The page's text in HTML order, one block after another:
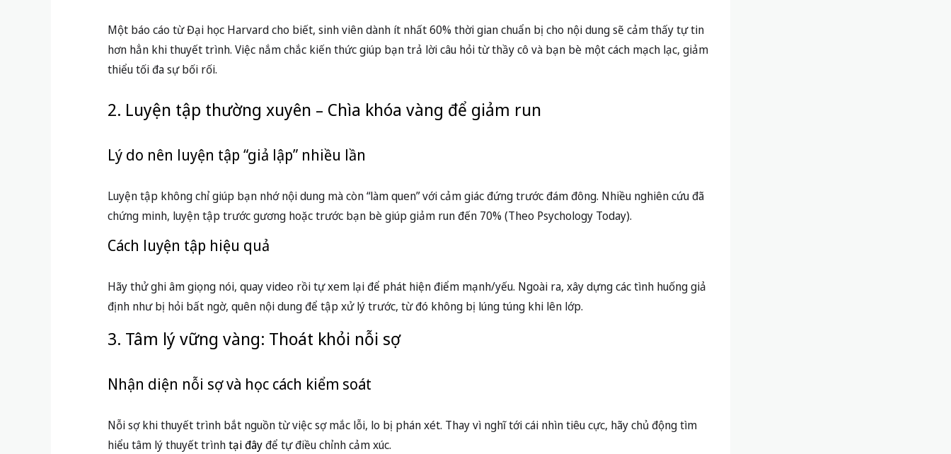
Một báo cáo từ Đại học Harvard cho biết, sinh viên dành ít nhất 60% thời gian chuẩn bị cho nội dung sẽ cảm thấy tự tin
hơn hẳn khi thuyết trình. Việc nắm chắc kiến thức giúp bạn trả lời câu hỏi từ thầy cô và bạn bè một cách mạch lạc, giảm
thiểu tối đa sự bối rối.
2. Luyện tập thường xuyên – Chìa khóa vàng để giảm run